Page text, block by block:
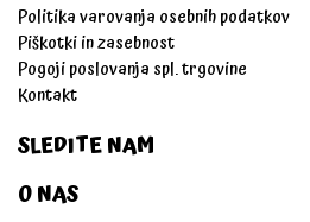
Politika varovanja osebnih podatkov
Piškotki in zasebnost
Pogoji poslovanja spl. trgovine
Kontakt
SLEDITE NAM
O NAS